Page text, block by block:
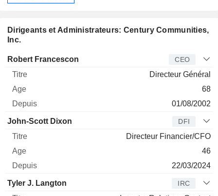
Dirigeants et Administrateurs: Century Communities,
Inc.
Dirigeant Titre Age
Robert Francescon CEO
Directeur Général
68
01/08/2002
John-Scott Dixon DFI
Directeur Financier/CFO
46
22/03/2024
Tyler J. Langton IRC